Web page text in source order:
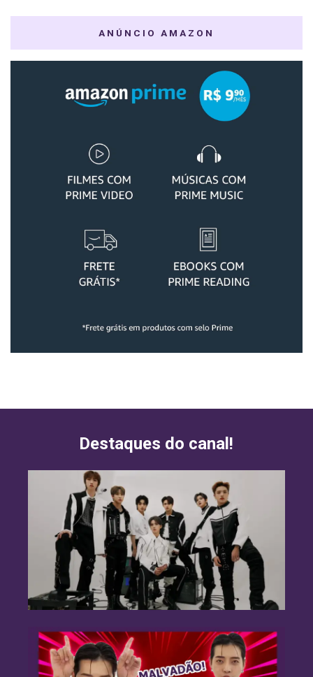
ANÚNCIO AMAZON
Destaques do canal!